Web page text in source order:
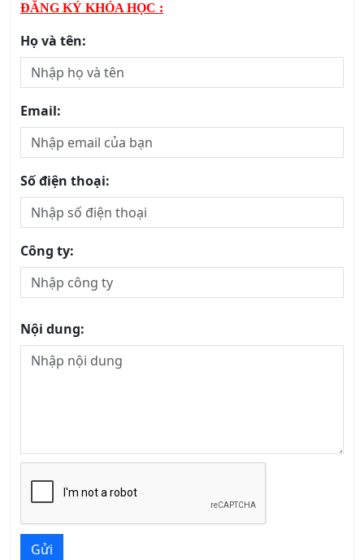
ĐĂNG KÝ KHÓA HỌC :
Họ và tên:
Email:
Số điện thoại:
Công ty:
Nội dung:
Gửi